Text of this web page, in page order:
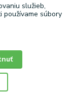
služieb,
súbory